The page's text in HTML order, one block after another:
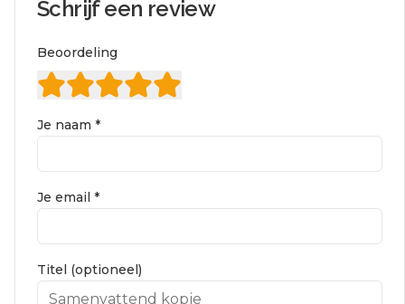
Schrijf een review
Beoordeling
Je naam *
Je email *
Titel (optioneel)